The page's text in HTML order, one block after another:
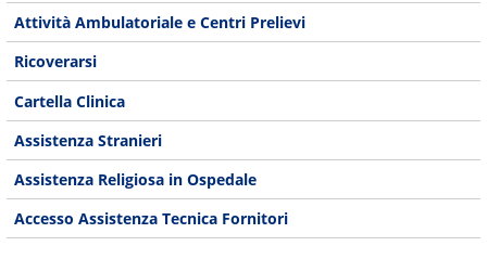
Attività Ambulatoriale e Centri Prelievi
Ricoverarsi
Cartella Clinica
Assistenza Stranieri
Assistenza Religiosa in Ospedale
Accesso Assistenza Tecnica Fornitori